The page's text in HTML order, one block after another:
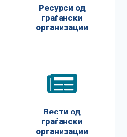
Ресурси од
граѓански
организации
Вести од
граѓански
организации